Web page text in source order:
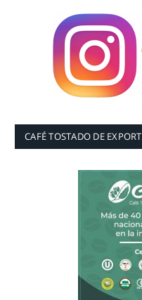
CAFÉ TOSTADO DE